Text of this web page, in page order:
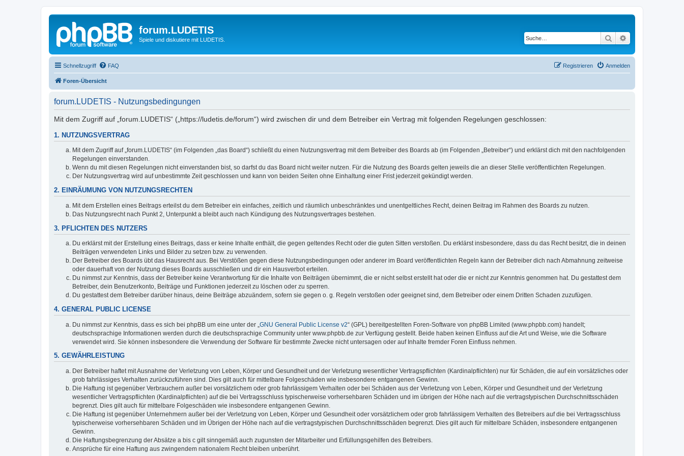
forum.LUDETIS
Spiele und diskutiere mit LUDETIS. Suche
Schnellzugriff FAQ Anmelden
Registrieren
Foren-Übersicht
forum.LUDETIS - Nutzungsbedingungen
Mit dem Zugriff auf „forum.LUDETIS“ („https://ludetis.de/forum“) wird zwischen dir und dem Betreiber ein Vertrag mit folgenden Regelungen geschlossen:
1. NUTZUNGSVERTRAG
Mit dem Zugriff auf „forum.LUDETIS“ (im Folgenden „das Board“) schließt du einen Nutzungsvertrag mit dem Betreiber des Boards ab (im Folgenden „Betreiber“) und erklärst dich mit den nachfolgenden
Regelungen einverstanden.
Wenn du mit diesen Regelungen nicht einverstanden bist, so darfst du das Board nicht weiter nutzen. Für die Nutzung des Boards gelten jeweils die an dieser Stelle veröffentlichten Regelungen.
Der Nutzungsvertrag wird auf unbestimmte Zeit geschlossen und kann von beiden Seiten ohne Einhaltung einer Frist jederzeit gekündigt werden.
2. EINRÄUMUNG VON NUTZUNGSRECHTEN
Mit dem Erstellen eines Beitrags erteilst du dem Betreiber ein einfaches, zeitlich und räumlich unbeschränktes und unentgeltliches Recht, deinen Beitrag im Rahmen des Boards zu nutzen.
Das Nutzungsrecht nach Punkt 2, Unterpunkt a bleibt auch nach Kündigung des Nutzungsvertrages bestehen.
3. PFLICHTEN DES NUTZERS
Du erklärst mit der Erstellung eines Beitrags, dass er keine Inhalte enthält, die gegen geltendes Recht oder die guten Sitten verstoßen. Du erklärst insbesondere, dass du das Recht besitzt, die in deinen
Beiträgen verwendeten Links und Bilder zu setzen bzw. zu verwenden.
Der Betreiber des Boards übt das Hausrecht aus. Bei Verstößen gegen diese Nutzungsbedingungen oder anderer im Board veröffentlichten Regeln kann der Betreiber dich nach Abmahnung zeitweise
oder dauerhaft von der Nutzung dieses Boards ausschließen und dir ein Hausverbot erteilen.
Du nimmst zur Kenntnis, dass der Betreiber keine Verantwortung für die Inhalte von Beiträgen übernimmt, die er nicht selbst erstellt hat oder die er nicht zur Kenntnis genommen hat. Du gestattest dem
Betreiber, dein Benutzerkonto, Beiträge und Funktionen jederzeit zu löschen oder zu sperren.
Du gestattest dem Betreiber darüber hinaus, deine Beiträge abzuändern, sofern sie gegen o. g. Regeln verstoßen oder geeignet sind, dem Betreiber oder einem Dritten Schaden zuzufügen.
4. GENERAL PUBLIC LICENSE
Du nimmst zur Kenntnis, dass es sich bei phpBB um eine unter der „ GNU General Public License v2“ (GPL) bereitgestellten Foren-Software von phpBB Limited (www.phpbb.com) handelt;
deutschsprachige Informationen werden durch die deutschsprachige Community unter www.phpbb.de zur Verfügung gestellt. Beide haben keinen Einfluss auf die Art und Weise, wie die Software
verwendet wird. Sie können insbesondere die Verwendung der Software für bestimmte Zwecke nicht untersagen oder auf Inhalte fremder Foren Einfluss nehmen.
5. GEWÄHRLEISTUNG
Der Betreiber haftet mit Ausnahme der Verletzung von Leben, Körper und Gesundheit und der Verletzung wesentlicher Vertragspflichten (Kardinalpflichten) nur für Schäden, die auf ein vorsätzliches oder
grob fahrlässiges Verhalten zurückzuführen sind. Dies gilt auch für mittelbare Folgeschäden wie insbesondere entgangenen Gewinn.
Die Haftung ist gegenüber Verbrauchern außer bei vorsätzlichem oder grob fahrlässigem Verhalten oder bei Schäden aus der Verletzung von Leben, Körper und Gesundheit und der Verletzung
wesentlicher Vertragspflichten (Kardinalpflichten) auf die bei Vertragsschluss typischerweise vorhersehbaren Schäden und im übrigen der Höhe nach auf die vertragstypischen Durchschnittsschäden
begrenzt. Dies gilt auch für mittelbare Folgeschäden wie insbesondere entgangenen Gewinn.
Die Haftung ist gegenüber Unternehmern außer bei der Verletzung von Leben, Körper und Gesundheit oder vorsätzlichem oder grob fahrlässigem Verhalten des Betreibers auf die bei Vertragsschluss
typischerweise vorhersehbaren Schäden und im Übrigen der Höhe nach auf die vertragstypischen Durchschnittsschäden begrenzt. Dies gilt auch für mittelbare Schäden, insbesondere entgangenen
Gewinn.
Die Haftungsbegrenzung der Absätze a bis c gilt sinngemäß auch zugunsten der Mitarbeiter und Erfüllungsgehilfen des Betreibers.
Ansprüche für eine Haftung aus zwingendem nationalem Recht bleiben unberührt.